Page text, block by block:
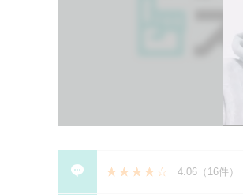
4.06 （ 16件）